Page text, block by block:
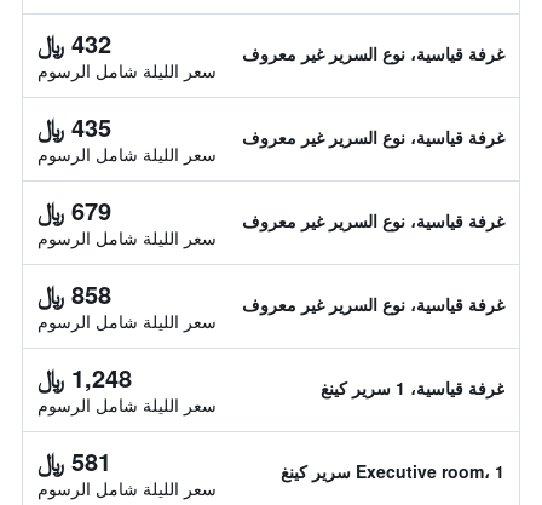
غرفة قياسية، نوع السرير غير معروف 432 ﷼
سعر الليلة شامل الرسوم
غرفة قياسية، نوع السرير غير معروف 435 ﷼
سعر الليلة شامل الرسوم
غرفة قياسية، نوع السرير غير معروف 679 ﷼
سعر الليلة شامل الرسوم
غرفة قياسية، نوع السرير غير معروف 858 ﷼
سعر الليلة شامل الرسوم
غرفة قياسية، 1 سرير كينغ 1,248 ﷼
سعر الليلة شامل الرسوم
Executive room، 1 سرير كينغ 581 ﷼
سعر الليلة شامل الرسوم